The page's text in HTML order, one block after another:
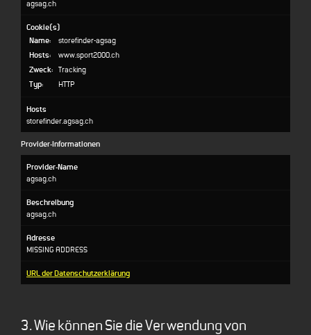
agsag.ch
Cookie(s)
Name:
storefinder-agsag
Hosts:
www.sport2000.ch
Zweck: Tracking
Typ:
HTTP
Hosts
storefinder.agsag.ch
Provider-Informationen
Provider-Name
agsag.ch
Beschreibung
agsag.ch
Adresse
MISSING ADDRESS
URL der Datenschutzerklärung
3. Wie können Sie die Verwendung von